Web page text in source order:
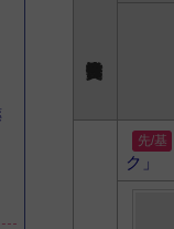
ク」